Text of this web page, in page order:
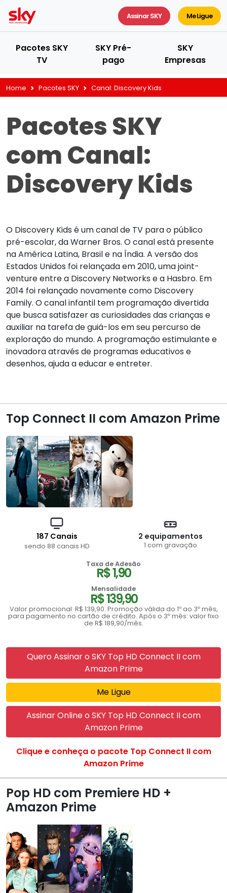
Assinar SKY Me Ligue
Pacotes SKY
TV
SKY Pré-
pago
SKY
Empresas
Home Pacotes SKY Canal: Discovery Kids
Pacotes SKY
com Canal:
Discovery Kids
O Discovery Kids é um canal de TV para o público
pré-escolar, da Warner Bros. O canal está presente
na América Latina, Brasil e na Índia. A versão dos
Estados Unidos foi relançada em 2010, uma joint-
venture entre a Discovery Networks e a Hasbro. Em
2014 foi relançado novamente como Discovery
Family. O canal infantil tem programação divertida
que busca satisfazer as curiosidades das crianças e
auxiliar na tarefa de guiá-los em seu percurso de
exploração do mundo. A programação estimulante e
inovadora através de programas educativos e
desenhos, ajuda a educar e entreter.
Top Connect II com Amazon Prime
187 Canais
sendo 88 canais HD
2 equipamentos
1 com gravação
Taxa de Adesão
R$ 1,90
Mensalidade
R$ 139,90
Valor promocional: R$ 139,90. Promoção válida do 1º ao 3º mês,
para pagamento no cartão de crédito. Após o 3º mês: valor fixo
de R$ 189,90/mês.
Quero Assinar o SKY Top HD Connect II com
Amazon Prime
Me Ligue
Assinar Online o SKY Top HD Connect II com
Amazon Prime
Clique e conheça o pacote Top Connect II com
Amazon Prime
Pop HD com Premiere HD +
Amazon Prime